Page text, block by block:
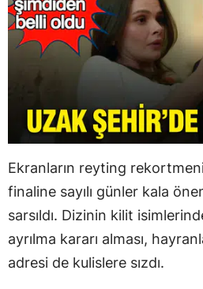
Ekranların reyting rekortmeni
finaline sayılı günler kala
sarsıldı. Dizinin kilit
ayrılma kararı alması,
adresi de kulislere sızdı.